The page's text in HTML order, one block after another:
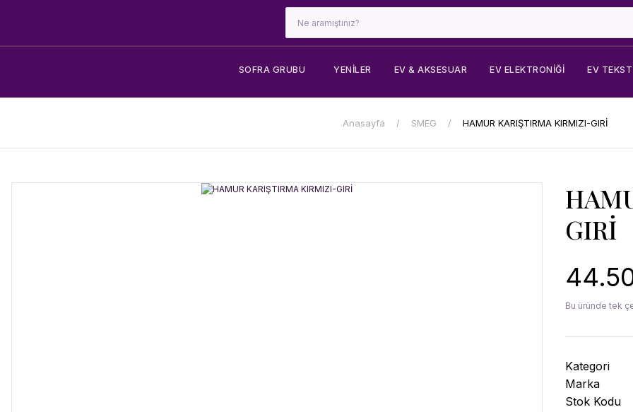
SOFRA GRUBU YENİLER EV & AKSESUAR EV ELEKTRONIĞI EV
Anasayfa SMEG HAMUR KARIŞTIRMA KIRMIZI-GIRİ
GIRİ
Bu üründe tek
Kategori
Marka
Stok Kodu